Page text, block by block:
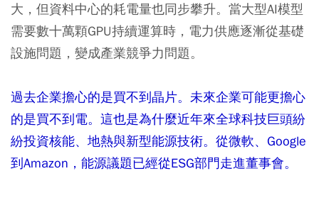
大，但資料中心的耗電量也同步攀升。當大型AI模型
需要數十萬顆GPU持續運算時，電力供應逐漸從基礎
設施問題，變成產業競爭力問題。
過去企業擔心的是買不到晶片。未來企業可能更擔心
的是買不到電。這也是為什麼近年來全球科技巨頭紛
紛投資核能、地熱與新型能源技術。從微軟、Google
到Amazon，能源議題已經從ESG部門走進董事會。